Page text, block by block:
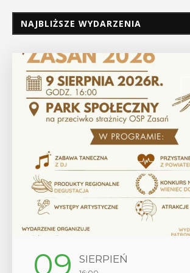
NAJBLIŻSZE WYDARZENIA
SIERPIEŃ